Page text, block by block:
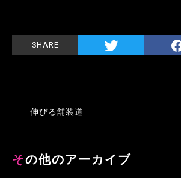
SHARE
伸びる舗装道
その他のアーカイブ